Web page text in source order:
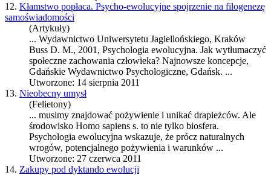
12. Kłamstwo popłaca. Psycho-ewolucyjne spojrzenie na filogenezę
samoświadomości
(Artykuły)
... Wydawnictwo Uniwersytetu Jagiellońskiego, Kraków
Buss D. M., 2001, Psychologia ewolucyjna. Jak wytłumaczyć
społeczne zachowania człowieka? Najnowsze koncepcje,
Gdańskie Wydawnictwo Psychologiczne, Gdańsk. ...
Utworzone: 14 sierpnia 2011
13. Nieobecny umysł
(Felietony)
... musimy znajdować pożywienie i unikać drapieżców. Ale
środowisko Homo sapiens s. to nie tylko biosfera.
Psychologia ewolucyjna wskazuje, że prócz naturalnych
wrogów, potencjalnego pożywienia i warunków ...
Utworzone: 27 czerwca 2011
14. Zakupy pod dyktando ewolucji